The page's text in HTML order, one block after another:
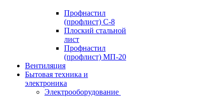
Профнастил
(профлист) С-8
Плоский стальной
лист
Профнастил
(профлист) МП-20
Вентиляция
Бытовая техника и
электроника
Электрооборудование